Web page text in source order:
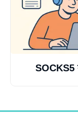
SOCKS5